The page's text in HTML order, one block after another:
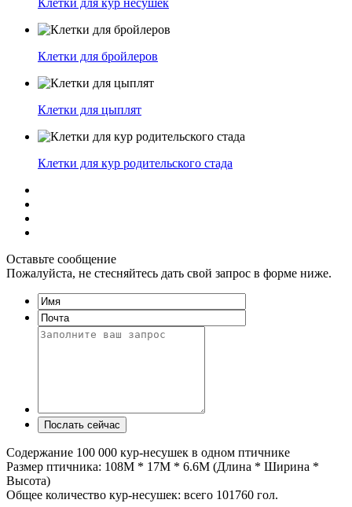
Клетки для кур несушек
Клетки для бройлеров
Клетки для цыплят
Клетки для кур родительского стада
Оставьте сообщение
Пожалуйста, не стесняйтесь дать свой запрос в форме ниже.
Содержание 100 000 кур-несушек в одном птичнике
Размер птичника: 108M * 17M * 6.6M (Длина * Ширина *
Высота)
Общее количество кур-несушек: всего 101760 гол.